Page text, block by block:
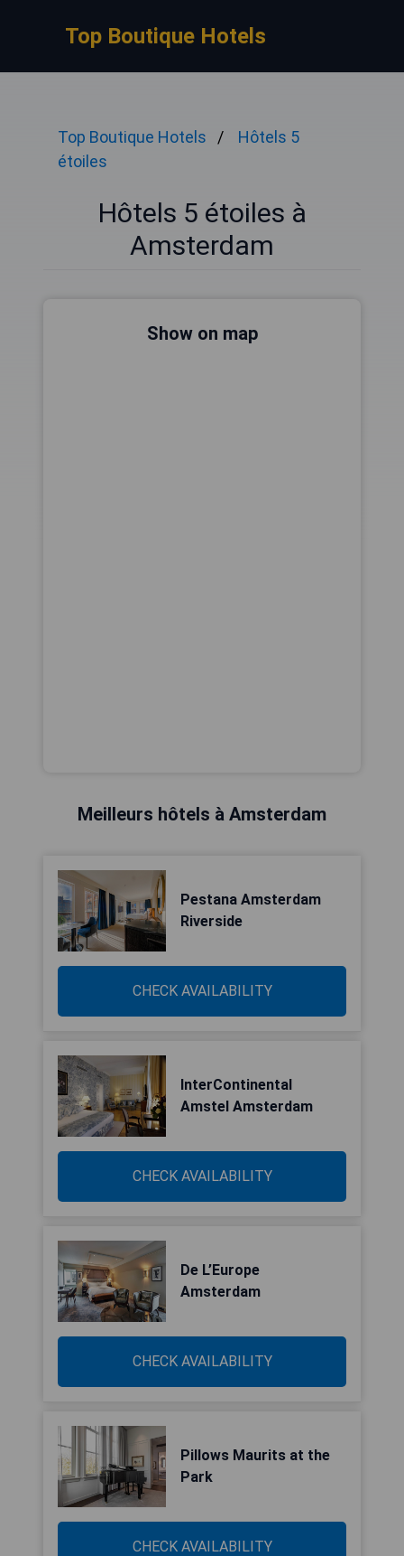
Top Boutique Hotels
Top Boutique Hotels
Hôtels 5
étoiles
Hôtels 5 étoiles à
Amsterdam
Show on map
Meilleurs hôtels à Amsterdam
Pestana Amsterdam
Riverside
CHECK AVAILABILITY
InterContinental
Amstel Amsterdam
CHECK AVAILABILITY
De L’Europe
Amsterdam
CHECK AVAILABILITY
Pillows Maurits at the
Park
CHECK AVAILABILITY